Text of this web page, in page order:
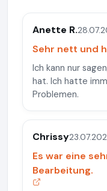
Anette R.
Sehr nett und
Ich kann nur
hat. Ich hatte
Problemen.
Chrissy
Es war eine
Bearbeitung.